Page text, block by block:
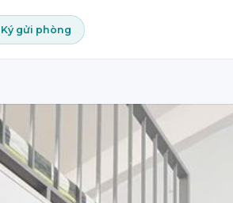
Ký gửi phòng